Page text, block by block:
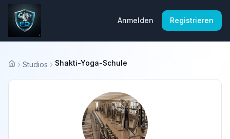
Anmelden Registrieren
Startseite
Studios Shakti-Yoga-Schule